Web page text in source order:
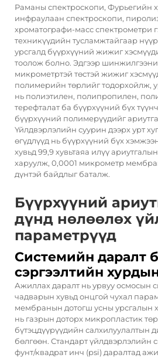
Раманы спектроскопи, Фурьегийн
инфраулаан спектроскопи,
хроматографи-масс спектрометри
техникүүдийн тусламжтайгаар
урсгалд бүүрхүүний жижиг
тоолож болно. Эдгээр
микрометртэй төстэй жижиг
полимерийн төрлийг тодорхойлж,
нь полиэтилен, полипропилен,
терефталат ба бүүрхүүний бүх
бүүрхүүний полимерүүдийг
Үйлдвэрлэлийн суурин дээрх урт
өгүдлүүд нь бүүрхүүний бүх
хувьд 99,9 хувьтаяа илүү
харуулж, 0,0001 микрометр
дүнтэй байдлыг баталж.
Бүүрхүүний
дүнд нөлөөлөх
параметрүүд
Системийн даралт
сэргээлтийн
Ажиллах даралт нь урвуу осмосын
чадварын хувьд онцгой чухал
мембранын дотогш усны урсгалын
нь газрын доторх микропластик
бүтэцдүүрүүдийн салхилуулалтын
бөлгөөн. Стандарт үйлдвэрлэлийн
фунт/квадрат инч (psi) даралтад